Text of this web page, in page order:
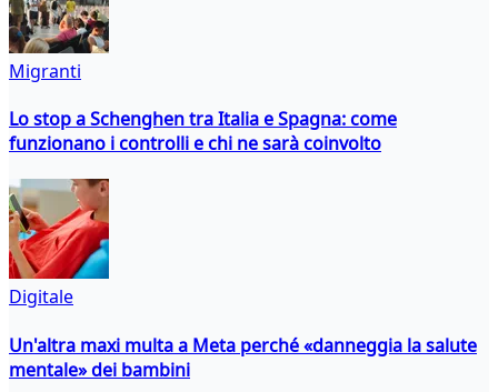
Migranti
Lo stop a Schenghen tra Italia e Spagna: come
funzionano i controlli e chi ne sarà coinvolto
Digitale
Un'altra maxi multa a Meta perché «danneggia la salute
mentale» dei bambini